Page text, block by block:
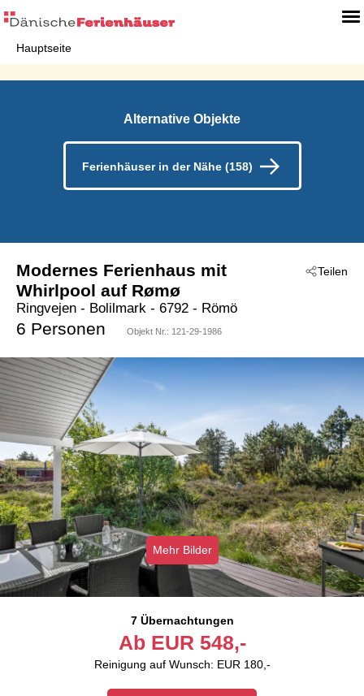
Hauptseite
Alternative Objekte
Ferienhäuser in der Nähe (158)
Teilen
Modernes Ferienhaus mit
Whirlpool auf Rømø
Ringvejen - Bolilmark - 6792 - Römö
6 Personen Objekt Nr.: 121-29-1986
Mehr Bilder
7 Übernachtungen
Ab EUR 548,-
Reinigung auf Wunsch: EUR 180,-